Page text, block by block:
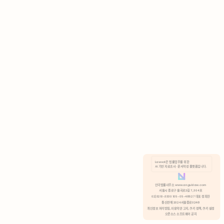
분석 쿠키 허용
Lawvot은 법률업무를 위한
AI 기반 자료조사 · 문서작성 플랫폼입니다.
안국법률사무소 www.anguklaw.com
서울시 종로구 율곡로2길 7, 304호
02)3210-3330 105-05-48527 대표 정희찬
통신판매 2024서울종로0248
개인정보 처리방침, 이용약관 고지, 쿠키 정책, 쿠키 설정
오픈소스 소프트웨어 공지